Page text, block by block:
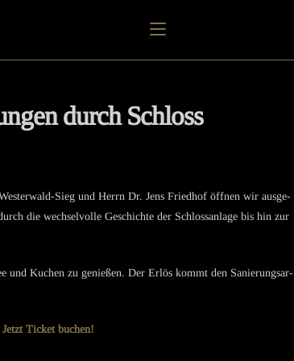
durch Schloss
Sieg und Herrn Dr. Jens Fried­hof öffnen wir ausge­
die wechsel­volle Geschichte der Schloss­an­lage bis hin zur
und Kuchen zu genie­ßen. Der Erlös kommt den Sanie­rungs­ar­
Jetzt Ticket buchen!